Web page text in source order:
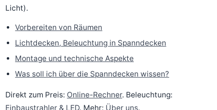
Licht).
Vorbereiten von Räumen
Lichtdecken, Beleuchtung in Spanndecken
Montage und technische Aspekte
Was soll ich über die Spanndecken wissen?
Direkt zum Preis: Online-Rechner. Beleuchtung:
Einbaustrahler & LED. Mehr: Über uns.